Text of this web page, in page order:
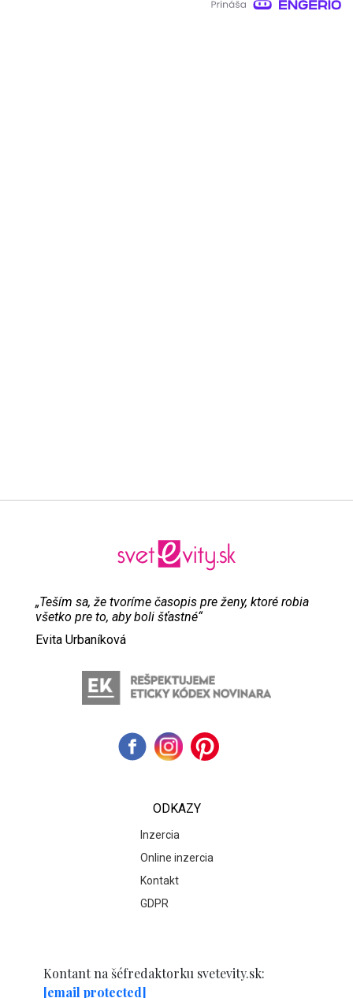
„Teším sa, že tvoríme časopis pre ženy, ktoré robia
všetko pre to, aby boli šťastné“
Evita Urbaníková
ODKAZY
Inzercia
Online inzercia
Kontakt
GDPR
Kontant na šéfredaktorku svetevity.sk:
[email protected]